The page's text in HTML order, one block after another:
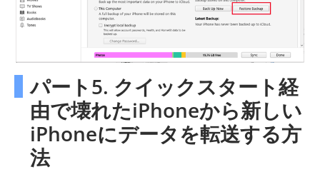
パート5. クイックスタート経
由で壊れたiPhoneから新しい
iPhoneにデータを転送する方
法